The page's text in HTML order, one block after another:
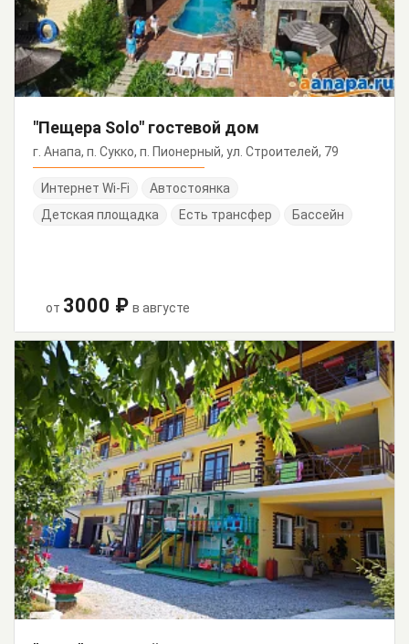
"Пещера Solo" гостевой дом
г. Анапа, п. Сукко, п. Пионерный, ул. Строителей, 79
Интернет Wi-Fi
Автостоянка
Детская площадка
Есть трансфер Бассейн
от 3000 ₽ в августе